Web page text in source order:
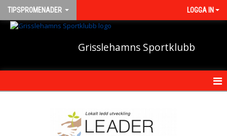
TIPSPROMENADER LOGGA IN
Grisslehamns Sportklubb